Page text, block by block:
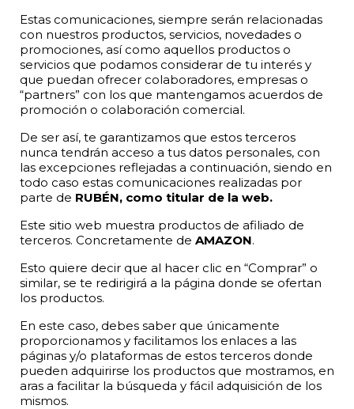
Estas comunicaciones, siempre serán relacionadas
con nuestros productos, servicios, novedades o
promociones, así como aquellos productos o
servicios que podamos considerar de tu interés y
que puedan ofrecer colaboradores, empresas o
“partners” con los que mantengamos acuerdos de
promoción o colaboración comercial.
De ser así, te garantizamos que estos terceros
nunca tendrán acceso a tus datos personales, con
las excepciones reflejadas a continuación, siendo en
todo caso estas comunicaciones realizadas por
parte de RUBÉN, como titular de la web.
Este sitio web muestra productos de afiliado de
terceros. Concretamente de AMAZON.
Esto quiere decir que al hacer clic en “Comprar” o
similar, se te redirigirá a la página donde se ofertan
los productos.
En este caso, debes saber que únicamente
proporcionamos y facilitamos los enlaces a las
páginas y/o plataformas de estos terceros donde
pueden adquirirse los productos que mostramos, en
aras a facilitar la búsqueda y fácil adquisición de los
mismos.